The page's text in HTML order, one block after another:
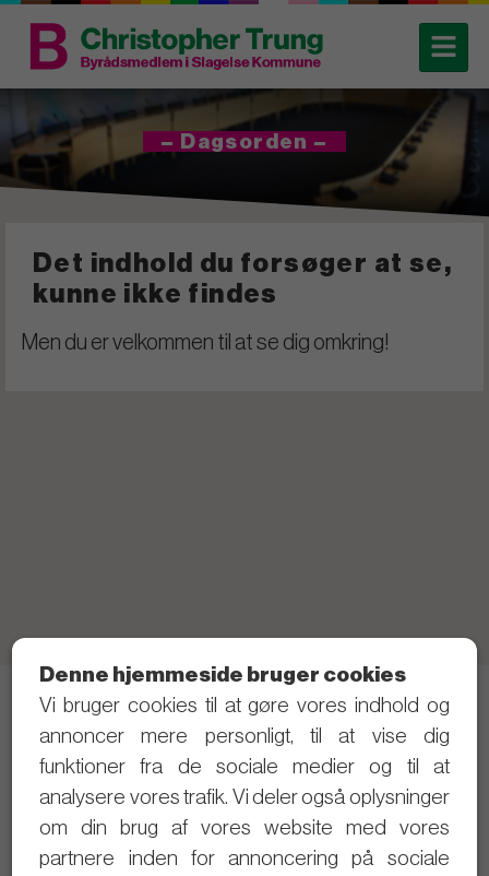
– Dagsorden –
Det indhold du forsøger at se,
kunne ikke findes
Men du er velkommen til at se dig omkring!
Telefon: 21 40 80 28 (Skriv gerne SMS først)
Følg med i det politiske arbejde
Dagsordener og referater
Denne hjemmeside bruger cookies
Vi bruger cookies til at gøre vores indhold og
annoncer mere personligt, til at vise dig
funktioner fra de sociale medier og til at
analysere vores trafik. Vi deler også oplysninger
om din brug af vores website med vores
partnere inden for annoncering på sociale